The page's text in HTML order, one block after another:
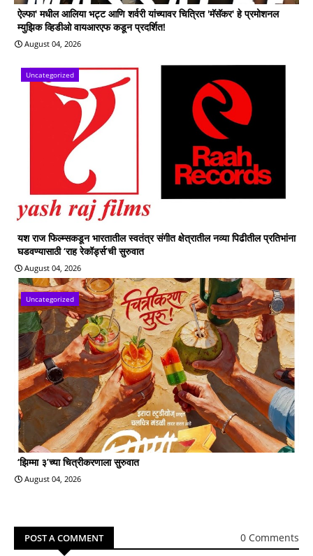
ऐल्फा' मधील आलिया भट्ट आणि शर्वरी यांच्यावर चित्रित 'मॅसॅकर' हे प्रमोशनल
म्युझिक व्हिडीओ वायआरएफ कडून प्रदर्शित!
August 04, 2026
Uncategorized
यश राज फिल्म्सकडून भारतातील स्वतंत्र संगीत क्षेत्रातील नव्या पिढीतील प्रतिभांना
घडवण्यासाठी ‘राह रेकॉर्ड्स’ची सुरुवात
August 04, 2026
Uncategorized
‘झिम्मा ३’च्या चित्रीकरणाला सुरुवात
August 04, 2026
POST A COMMENT 0 Comments